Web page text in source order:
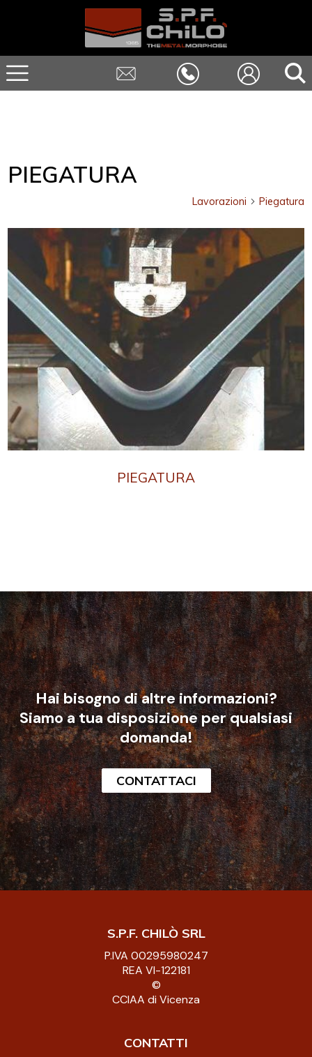
PIEGATURA
Lavorazioni arrow_forward_ios Piegatura
PIEGATURA
Hai bisogno di altre informazioni?
Siamo a tua disposizione per qualsiasi
domanda!
CONTATTACI
S.P.F. CHILÒ SRL
P.IVA 00295980247
REA VI-122181
©
CCIAA di Vicenza
CONTATTI